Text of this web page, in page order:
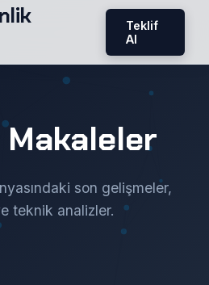
Teklif
Al
Makaleler
son gelişmeler,
teknik analizler.